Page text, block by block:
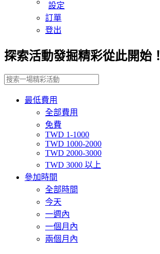
設定
訂單
登出
探索活動發掘精彩從此開始！
最低費用
全部費用
免費
TWD 1-1000
TWD 1000-2000
TWD 2000-3000
TWD 3000 以上
參加時間
全部時間
今天
一週內
一個月內
兩個月內